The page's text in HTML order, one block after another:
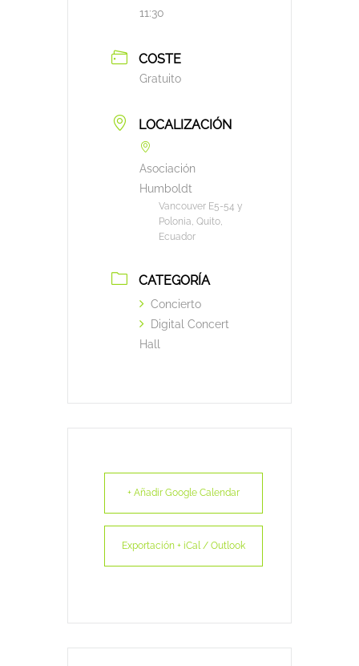
11:30
COSTE
Gratuito
LOCALIZACIÓN
Asociación
Humboldt
Vancouver E5-54 y
Polonia, Quito,
Ecuador
CATEGORÍA
Concierto
Digital Concert
Hall
+ Añadir Google Calendar
Exportación + iCal / Outlook